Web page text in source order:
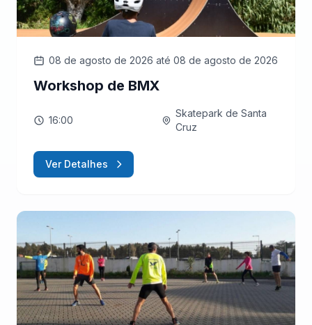
08 de agosto de 2026 até 08 de agosto de 2026
Workshop de BMX
16:00
Skatepark de Santa
Cruz
Ver Detalhes